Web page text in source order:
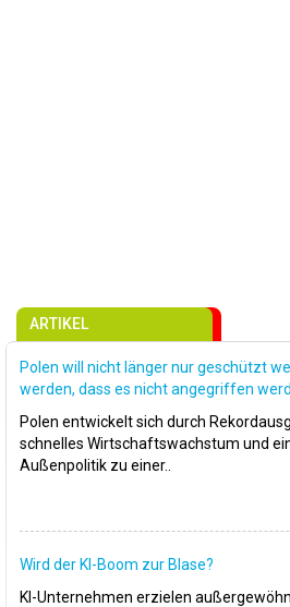
ARTIKEL
Polen will nicht länger nur geschützt
werden, dass es nicht angegriffen
Polen entwickelt sich durch
schnelles Wirtschaftswachstum und
Außenpolitik zu einer..
Wird der KI-Boom zur Blase?
KI-Unternehmen erzielen